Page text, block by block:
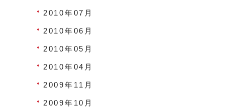
2010年07月
2010年06月
2010年05月
2010年04月
2009年11月
2009年10月